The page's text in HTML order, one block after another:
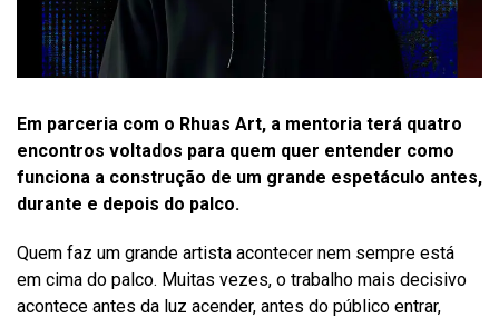
Em parceria com o Rhuas Art, a mentoria terá quatro
encontros voltados para quem quer entender como
funciona a construção de um grande espetáculo antes,
durante e depois do palco.
Quem faz um grande artista acontecer nem sempre está
em cima do palco. Muitas vezes, o trabalho mais decisivo
acontece antes da luz acender, antes do público entrar,